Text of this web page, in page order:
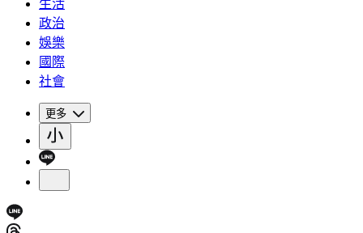
生活
政治
娛樂
國際
社會
更多